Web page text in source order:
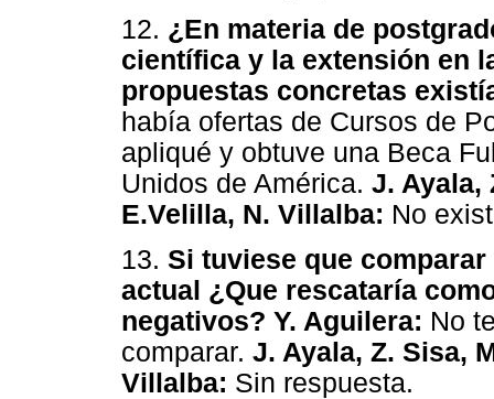
12. ¿En materia de
científica y la extensión en
propuestas concretas
había ofertas de Cursos de
apliqué y obtuve una Beca
Unidos de América. J. Ayala,
E.Velilla, N. Villalba: No
13. Si tuviese que
actual ¿Que rescataría
negativos? Y. Aguilera: No
comparar. J. Ayala, Z. Sisa,
Villalba: Sin respuesta.